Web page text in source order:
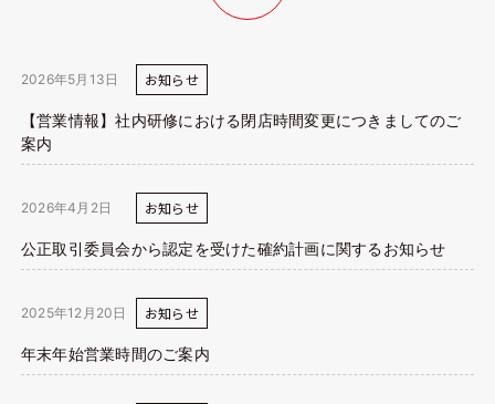
2026年5月13日 お知らせ
【営業情報】社内研修における閉店時間変更につきましてのご
案内
2026年4月2日 お知らせ
公正取引委員会から認定を受けた確約計画に関するお知らせ
2025年12月20日 お知らせ
年末年始営業時間のご案内